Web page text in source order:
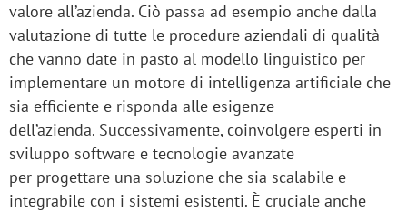
valore all’azienda. Ciò passa ad esempio anche dalla
valutazione di tutte le procedure aziendali di qualità
che vanno date in pasto al modello linguistico per
implementare un motore di intelligenza artificiale che
sia efficiente e risponda alle esigenze
dell’azienda. Successivamente, coinvolgere esperti in
sviluppo software e tecnologie avanzate
per progettare una soluzione che sia scalabile e
integrabile con i sistemi esistenti. È cruciale anche